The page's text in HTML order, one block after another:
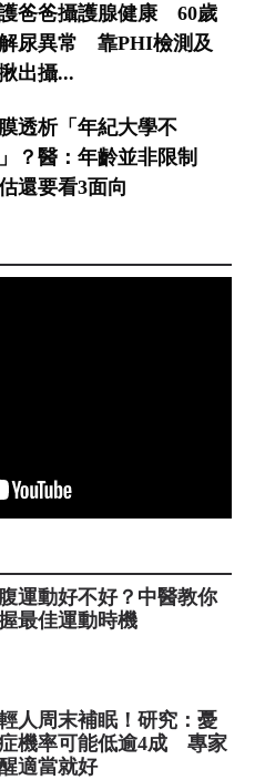
爸爸攝護腺健康 60歲
尿異常 靠PHI檢測及
出攝...
透析「年紀大學不
？醫：年齡並非限制
還要看3面向
運動好不好？中醫教你
最佳運動時機
人周末補眠！研究：憂
機率可能低逾4成 專家
適當就好